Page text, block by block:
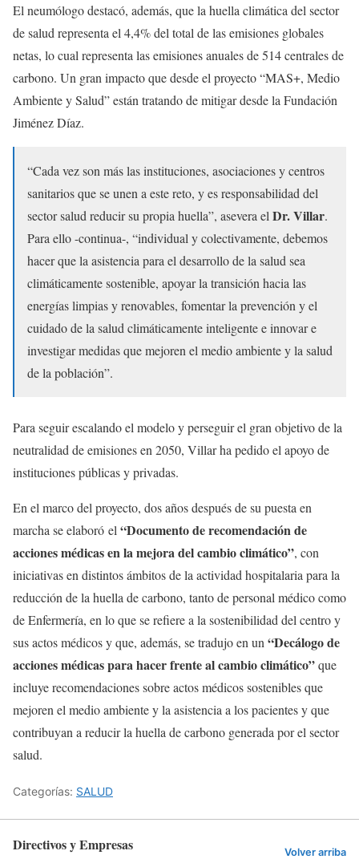
El neumólogo destacó, además, que la huella climática del sector
de salud representa el 4,4% del total de las emisiones globales
netas, lo cual representa las emisiones anuales de 514 centrales de
carbono. Un gran impacto que desde el proyecto “MAS+, Medio
Ambiente y Salud” están tratando de mitigar desde la Fundación
Jiménez Díaz.
“Cada vez son más las instituciones, asociaciones y centros
sanitarios que se unen a este reto, y es responsabilidad del
sector salud reducir su propia huella”, asevera el Dr. Villar.
Para ello -continua-, “individual y colectivamente, debemos
hacer que la asistencia para el desarrollo de la salud sea
climáticamente sostenible, apoyar la transición hacia las
energías limpias y renovables, fomentar la prevención y el
cuidado de la salud climáticamente inteligente e innovar e
investigar medidas que mejoren el medio ambiente y la salud
de la población”.
Para seguir escalando el modelo y perseguir el gran objetivo de la
neutralidad de emisiones en 2050, Villar ha pedido el apoyo de
instituciones públicas y privadas.
En el marco del proyecto, dos años después de su puesta en
marcha se elaboró el “Documento de recomendación de
acciones médicas en la mejora del cambio climático”, con
iniciativas en distintos ámbitos de la actividad hospitalaria para la
reducción de la huella de carbono, tanto de personal médico como
de Enfermería, en lo que se refiere a la sostenibilidad del centro y
sus actos médicos y que, además, se tradujo en un “Decálogo de
acciones médicas para hacer frente al cambio climático”que
incluye recomendaciones sobre actos médicos sostenibles que
mejoren el medio ambiente y la asistencia a los pacientes y que
contribuyan a reducir la huella de carbono generada por el sector
salud.
Categorías: SALUD
Directivos y Empresas Volver arriba